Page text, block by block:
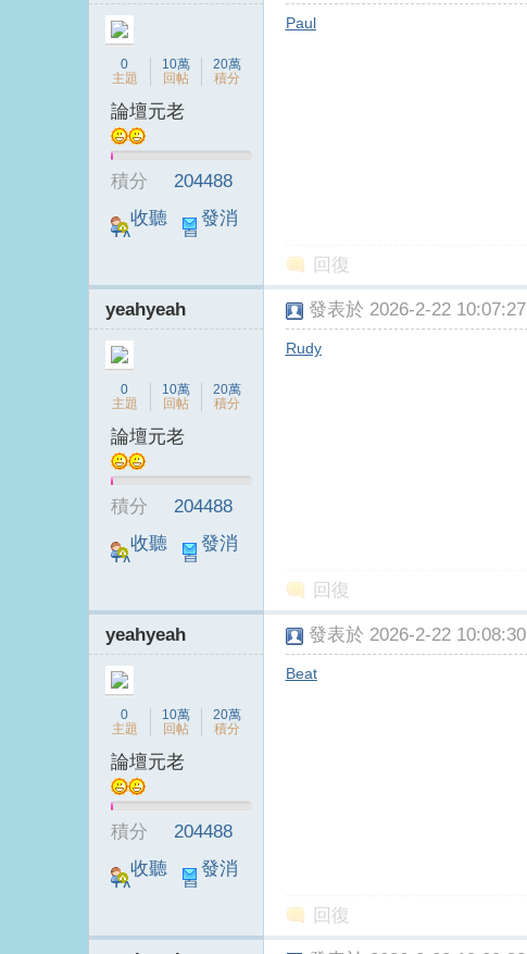
0
主題
10萬
回帖
20萬
積分
論壇元老
積分
204488
收聽
TA
發消
息
Paul
回復
yeahyeah
0
主題
10萬
回帖
20萬
積分
論壇元老
積分
204488
收聽
TA
發消
息
發表於 2026-2-22 10:07:27
Rudy
回復
yeahyeah
0
主題
10萬
回帖
20萬
積分
論壇元老
積分
204488
收聽
TA
發消
息
發表於 2026-2-22 10:08:30
Beat
回復